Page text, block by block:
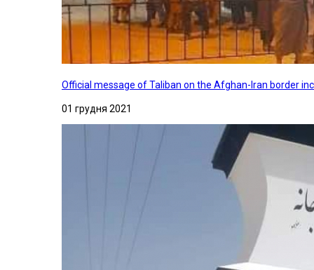
Official message of Taliban on the Afghan-Iran border
01 грудня 2021